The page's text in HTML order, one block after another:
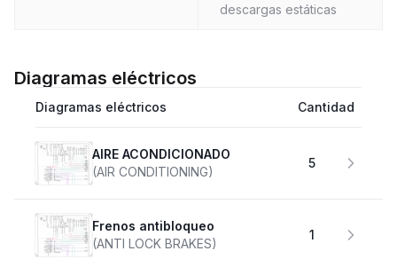
descargas estáticas
Diagramas eléctricos
Diagramas eléctricos Cantidad
AIRE ACONDICIONADO
(AIR CONDITIONING)
5
Frenos antibloqueo
(ANTI LOCK BRAKES)
1